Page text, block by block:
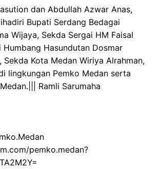
dan Abdullah Azwar Anas,
Bupati Serdang Bedagai
Wijaya, Sekda Sergai HM Faisal
Humbang Hasundutan Dosmar
Sekda Kota Medan Wiriya Alrahman,
lingkungan Pemko Medan serta
Ramli Sarumaha
pemko.medan?